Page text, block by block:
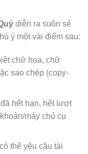
diễn ra suôn sẻ
ý một vài điểm sau:
chữ hoa, chữ
sao chép (copy-
hết hạn, hết lượt
máy chủ cụ
thể yêu cầu tài